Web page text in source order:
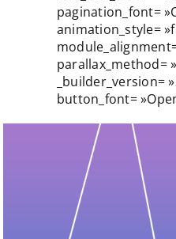
Blogue
Blogue
pagination_font=
animation_style=
parallax_method=
_builder_version=
button_font=